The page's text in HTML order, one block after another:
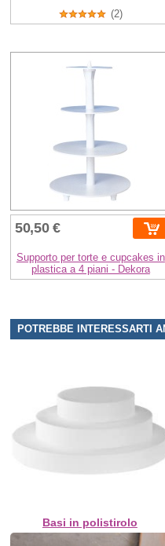
(2)
50,50 €
Supporto per torte e cupcakes in
plastica a 4 piani - Dekora
POTREBBE INTERESSARTI
Basi in polistirolo